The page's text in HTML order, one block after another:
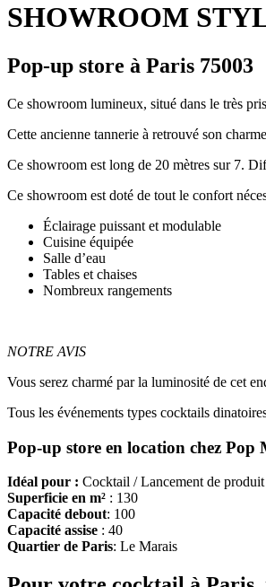
SHOWROOM
Pop-up store à Paris 75003
Ce showroom lumineux, situé dans le très
Cette ancienne tannerie à retrouvé son
Ce showroom est long de 20 mètres sur 7.
Ce showroom est doté de tout le confort
Éclairage puissant et modulable
Cuisine équipée
Salle d’eau
Tables et chaises
Nombreux rangements
NOTRE AVIS
Vous serez charmé par la luminosité de cet
Tous les événements types cocktails
Pop-up store en location chez Pop
Idéal pour : Cocktail / Lancement de
Superficie en m² : 130
Capacité debout: 100
Capacité assise : 40
Quartier de Paris: Le Marais